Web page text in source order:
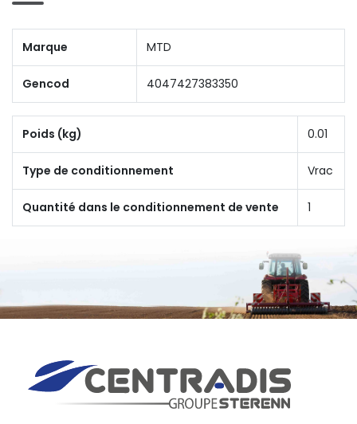
Marque MTD
Gencod 4047427383350
Poids (kg) 0.01
Type de conditionnement Vrac
Quantité dans le conditionnement de vente 1